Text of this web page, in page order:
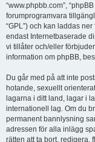
“www.phpbb.com”,
forumprogramvara
“GPL”) och kan laddas ner
endast Internetbaserade
vi tillåter och/eller
information om phpBB,
Du går med på att inte
hotande, sexuellt
lagarna i ditt land, lagar i
internationell lag. Om du
permanent bannlysning
adressen för alla inlägg
rätten att ta bort, redigera,